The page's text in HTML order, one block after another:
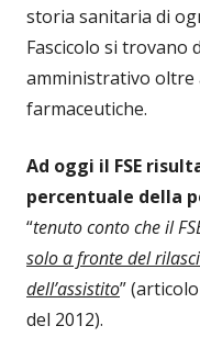
storia sanitaria di
Fascicolo si trovano
amministrativo oltre
farmaceutiche.
Ad oggi il FSE
percentuale della
“tenuto conto che il
solo a fronte del
dell’assistito”
del 2012).